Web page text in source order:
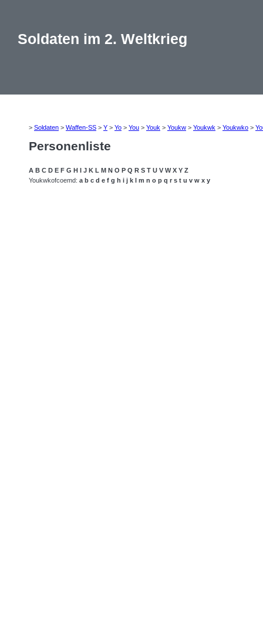
Soldaten im 2. Weltkrieg
> Soldaten > Waffen-SS > Y > Yo > You > Youk > Youkw > Youkwk > Youkwko >
Personenliste
A B C D E F G H I J K L M N O P Q R S T U V W X Y Z
Youkwkofcoemd: a b c d e f g h i j k l m n o p q r s t u v w x y